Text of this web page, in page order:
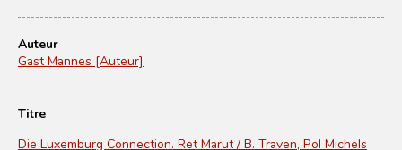
Auteur
Gast Mannes [Auteur]
Titre
Die Luxemburg Connection. Ret Marut / B. Traven, Pol Michels